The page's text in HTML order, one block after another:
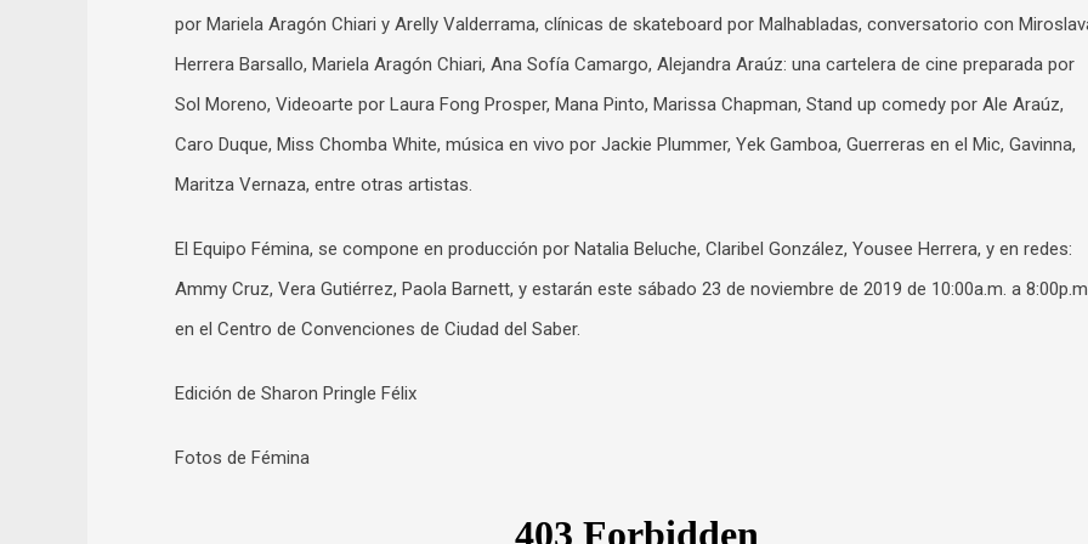
por Mariela Aragón Chiari y Arelly Valderrama, clínicas de skateboard por Malhabladas, conversatorio con
Herrera Barsallo, Mariela Aragón Chiari, Ana Sofía Camargo, Alejandra Araúz: una cartelera de cine preparada por
Sol Moreno, Videoarte por Laura Fong Prosper, Mana Pinto, Marissa Chapman, Stand up comedy por Ale Araúz,
Caro Duque, Miss Chomba White, música en vivo por Jackie Plummer, Yek Gamboa, Guerreras en el Mic, Gavinna,
Maritza Vernaza, entre otras artistas.
El Equipo Fémina, se compone en producción por Natalia Beluche, Claribel González, Yousee Herrera, y en redes:
Ammy Cruz, Vera Gutiérrez, Paola Barnett, y estarán este sábado 23 de noviembre de 2019 de 10:00a.m. a
en el Centro de Convenciones de Ciudad del Saber.
Edición de Sharon Pringle Félix
Fotos de Fémina